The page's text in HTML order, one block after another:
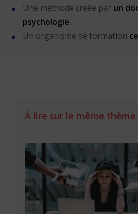
Une méthode créée par un
psychologie,
Un organisme de formation
À lire sur le même thème